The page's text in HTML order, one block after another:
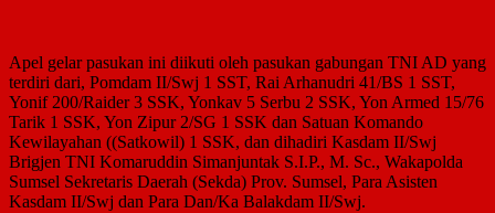
Apel gelar pasukan ini diikuti oleh pasukan gabungan TNI AD yang
terdiri dari, Pomdam II/Swj 1 SST, Rai Arhanudri 41/BS 1 SST,
Yonif 200/Raider 3 SSK, Yonkav 5 Serbu 2 SSK, Yon Armed 15/76
Tarik 1 SSK, Yon Zipur 2/SG 1 SSK dan Satuan Komando
Kewilayahan ((Satkowil) 1 SSK, dan dihadiri Kasdam II/Swj
Brigjen TNI Komaruddin Simanjuntak S.I.P., M. Sc., Wakapolda
Sumsel Sekretaris Daerah (Sekda) Prov. Sumsel, Para Asisten
Kasdam II/Swj dan Para Dan/Ka Balakdam II/Swj.